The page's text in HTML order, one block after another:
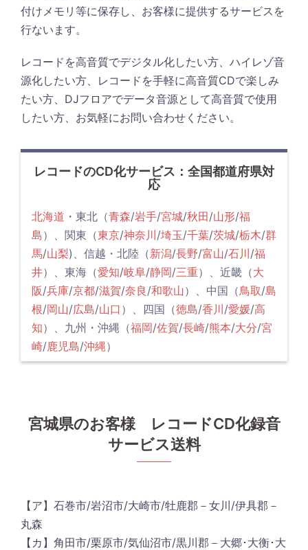
付けメモリ等に保存し、お客様に提供するサービスを
行ないます。
レコードを高音質でデジタル化したい方、ハイレゾ音
源化したい方、レコードを手軽に高音質CDで楽しみ
たい方、DJフロアでデータ音源として高音質で使用
したい方、お気軽にお問い合わせください。
レコードのCD化サービス：全国都道府県対
応
北海道 ・東北（青森/岩手/宮城/秋田/山形/福
島）、関東（東京/神奈川/埼玉/千葉/茨城/栃木/群
馬/山梨)、信越・北陸（新潟/長野/富山/石川/福
井）、東海（愛知/岐阜/静岡/三重）、近畿（大
阪/兵庫/京都/滋賀/奈良 /和歌山）、中国（鳥取/島
根/岡山/広島/山口 ）、四国（徳島/香川/愛媛/高
知）、九州・沖縄（福岡/佐賀/長崎/熊本/大分/宮
崎/鹿児島/沖縄）
宮城県のお客様 レコードCD化録音
サービス送料
【ア】石巻市/岩沼市/大崎市/牡鹿郡－女川/伊具郡－
丸森
【カ】角田市/栗原市/気仙沼市/黒川郡－大郷･大衡･大